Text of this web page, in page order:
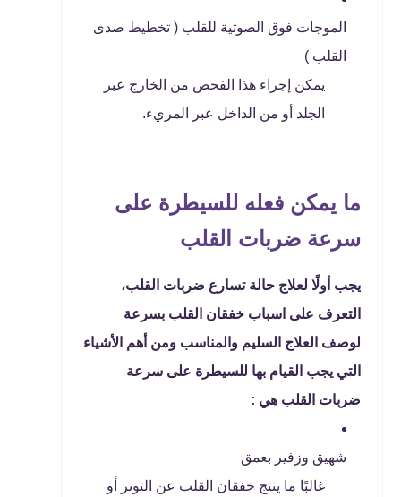
الموجات فوق الصوتية للقلب ( تخطيط صدى
القلب )
يمكن إجراء هذا الفحص من الخارج عبر
الجلد أو من الداخل عبر المريء.
ما يمكن فعله للسيطرة على
سرعة ضربات القلب
يجب أولًا لعلاج حالة تسارع ضربات القلب،
التعرف على اسباب خفقان القلب بسرعة
لوصف العلاج السليم والمناسب ومن أهم الأشياء
التي يجب القيام بها للسيطرة على سرعة
ضربات القلب هي :
شهيق وزفير بعمق
غالبًا ما ينتج خفقان القلب عن التوتر أو